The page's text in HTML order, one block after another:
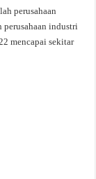
perusahaan
perusahaan industri
mencapai sekitar